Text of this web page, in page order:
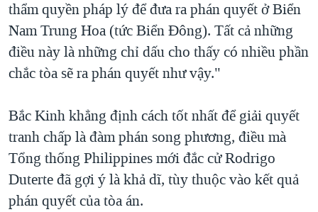
thẩm quyền pháp lý để đưa ra phán quyết ở Biển
Nam Trung Hoa (tức Biển Đông). Tất cả những
điều này là những chỉ dấu cho thấy có nhiều phần
chắc tòa sẽ ra phán quyết như vậy."
Bắc Kinh khẳng định cách tốt nhất để giải quyết
tranh chấp là đàm phán song phương, điều mà
Tổng thống Philippines mới đắc cử Rodrigo
Duterte đã gợi ý là khả dĩ, tùy thuộc vào kết quả
phán quyết của tòa án.